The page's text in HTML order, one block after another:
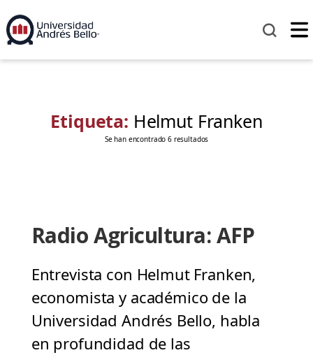
Etiqueta: Helmut Franken
Se han encontrado 6 resultados
Radio Agricultura: AFP
Entrevista con Helmut Franken,
economista y académico de la
Universidad Andrés Bello, habla
en profundidad de las